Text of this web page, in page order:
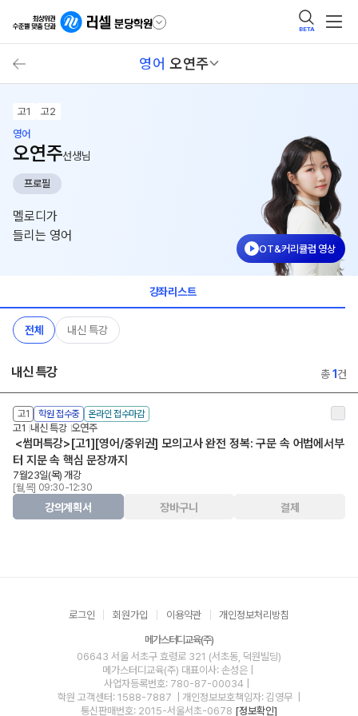
BETA
영어 오연주
고1
고2
영어
오연주선생님
프로필
멜로디가
들리는 영어
OT&커리큘럼 영상
강좌리스트
전체 내신 특강
내신 특강 총1 건
고1 학원 접수중 온라인 접수마감
고1 내신 특강 오연주
<썸머특강>[고1][영어/중위권] 모의고사 완전 정복: 구문 속 어법에서부
터 지문 속 핵심 문장까지
7월23일(목) 개강
[월,목] 09:30-12:30
강의계획서 장바구니 결제
로그인 회원가입 이용약관 개인정보처리방침
메가스터디교육(주)
06643 서울 서초구 효령로 321 (서초동, 덕원빌딩)
메가스터디교육(주) 대표이사: 손성은 |
사업자등록번호: 780-87-00034
학원 고객센터: 1588-7887
| 개인정보보호책임자: 김영무
통신판매번호: 2015-서울서초-0678 [정보확인]